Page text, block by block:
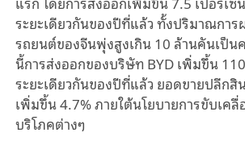
ระยะเดียวกันของปีที่แล้ว ทั้งปริมาณกา
รถยนต์ของจีนพุ่งสูงเกิน 10 ล้านคันเป็น
นี้การส่งออกของบริษัท BYD เพิ่มขึ้น
ระยะเดียวกันของปีที่แล้ว ยอดขายปลีก
เพิ่มขึ้น 4.7% ภายใต้นโยบายการขับเค
บริโภคต่างๆ